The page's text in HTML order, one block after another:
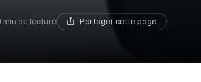
min de lecture Partager cette page